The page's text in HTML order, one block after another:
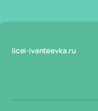
licei-ivanteevka.ru